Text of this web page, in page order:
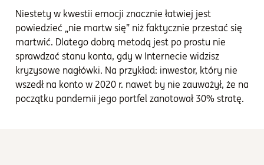
Niestety w kwestii emocji znacznie łatwiej jest
powiedzieć „nie martw się” niż faktycznie przestać się
martwić. Dlatego dobrą metodą jest po prostu nie
sprawdzać stanu konta, gdy w Internecie widzisz
kryzysowe nagłówki. Na przykład: inwestor, który nie
wszedł na konto w 2020 r. nawet by nie zauważył, że na
początku pandemii jego portfel zanotował 30% stratę.